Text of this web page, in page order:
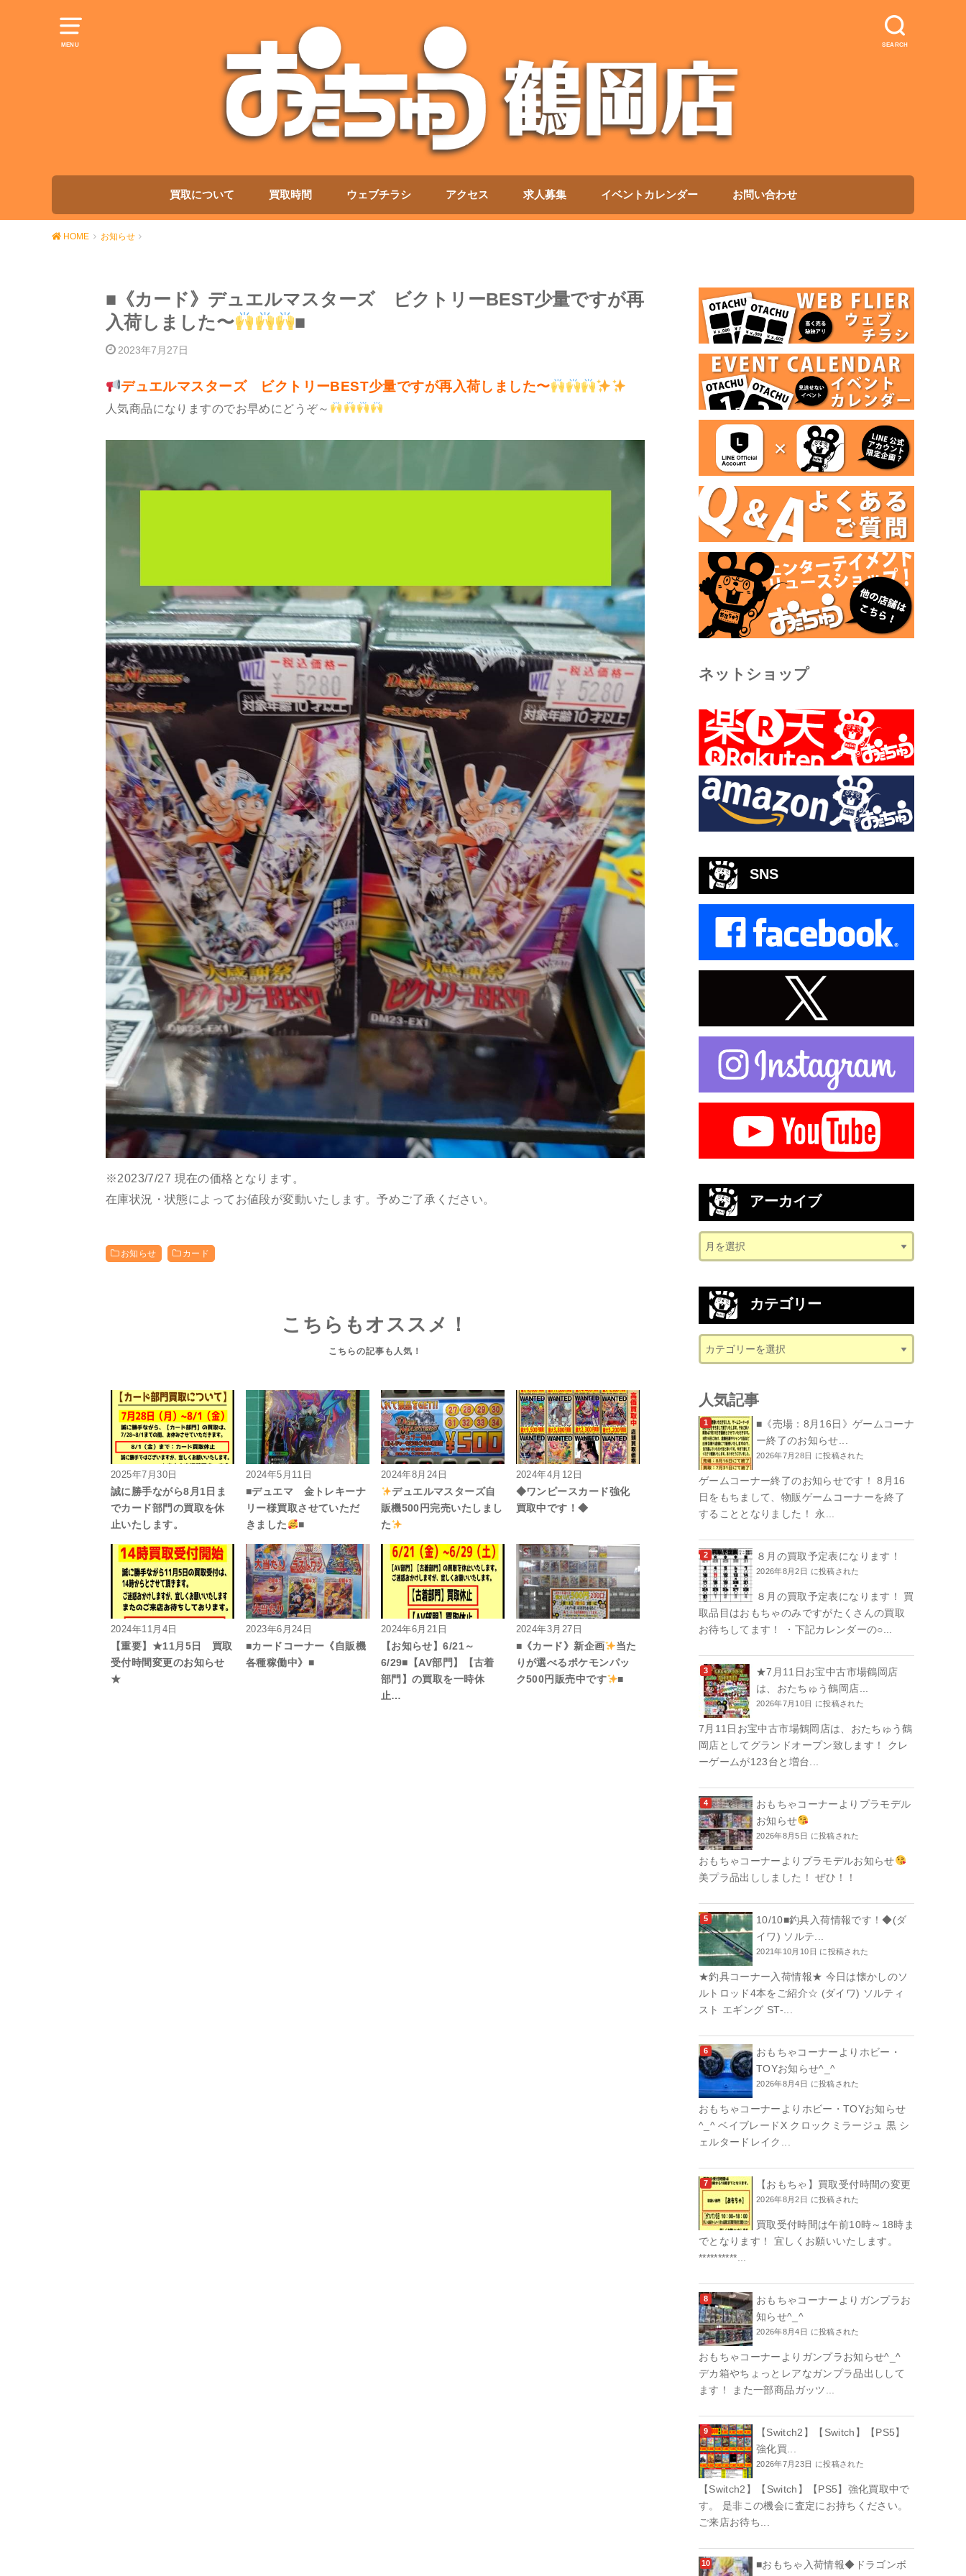
MENU SEARCH
買取について 買取時間 ウェブチラシ アクセス 求人募集 イベントカレンダー お問い合わせ
HOME お知らせ
■《カード》デュエルマスターズ ビクトリーBEST少量ですが再
入荷しました〜
■
2023年7月27日
デュエルマスターズ ビクトリーBEST少量ですが再入荷しました〜
人気商品になりますのでお早めにどうぞ～
※2023/7/27 現在の価格となります。
在庫状況・状態によってお値段が変動いたします。予めご了承ください。
お知らせ カード
こちらもオススメ！
2025年7月30日
誠に勝手ながら8月1日ま
でカード部門の買取を休
止いたします。
2024年5月11日
■デュエマ 金トレキーナ
リー様買取させていただ
きました
■
2024年8月24日
デュエルマスターズ自
販機500円完売いたしまし
た
2024年4月12日
◆ワンピースカード強化
買取中です！◆
2024年11月4日
【重要】★11月5日 買取
受付時間変更のお知らせ
★
2023年6月24日
■カードコーナー《自販機
各種稼働中》■
2024年6月21日
【お知らせ】6/21～
6/29■【AV部門】【古着
部門】の買取を一時休
止…
2024年3月27日
■《カード》新企画
当た
りが選べるポケモンパッ
ク500円販売中です
■
ネットショップ
SNS
アーカイブ
カテゴリー
人気記事
■《売場：8月16日》ゲームコーナ
ー終了のお知らせ...
2026年7月28日 に投稿された
ゲームコーナー終了のお知らせです！ 8月16
日をもちまして、物販ゲームコーナーを終了
することとなりました！ 永...
８月の買取予定表になります！
2026年8月2日 に投稿された
８月の買取予定表になります！ 買
取品目はおもちゃのみですがたくさんの買取
お待ちしてます！ ・下記カレンダーの○...
★7月11日お宝中古市場鶴岡店
は、おたちゅう鶴岡店...
2026年7月10日 に投稿された
7月11日お宝中古市場鶴岡店は、おたちゅう鶴
岡店としてグランドオープン致します！ クレ
ーゲームが123台と増台...
おもちゃコーナーよりプラモデル
お知らせ
2026年8月5日 に投稿された
おもちゃコーナーよりプラモデルお知らせ
美プラ品出ししました！ ぜひ！！
10/10■釣具入荷情報です！◆(ダ
イワ) ソルテ...
2021年10月10日 に投稿された
★釣具コーナー入荷情報★ 今日は懐かしのソ
ルトロッド4本をご紹介☆ (ダイワ) ソルティ
スト エギング ST-...
おもちゃコーナーよりホビー・
TOYお知らせ^_^
2026年8月4日 に投稿された
おもちゃコーナーよりホビー・TOYお知らせ
^_^ ベイブレードX クロックミラージュ 黒 シ
ェルタードレイク...
【おもちゃ】買取受付時間の変更
2026年8月2日 に投稿された
買取受付時間は午前10時～18時ま
でとなります！ 宜しくお願いいたします。
**********...
おもちゃコーナーよりガンプラお
知らせ^_^
2026年8月4日 に投稿された
おもちゃコーナーよりガンプラお知らせ^_^
デカ箱やちょっとレアなガンプラ品出しして
ます！ また一部商品ガッツ...
【Switch2】【Switch】【PS5】
強化買...
2026年7月23日 に投稿された
【Switch2】【Switch】【PS5】強化買取中で
す。 是非この機会に査定にお持ちください。
ご来店お待ち...
■おもちゃ入荷情報◆ドラゴンボ